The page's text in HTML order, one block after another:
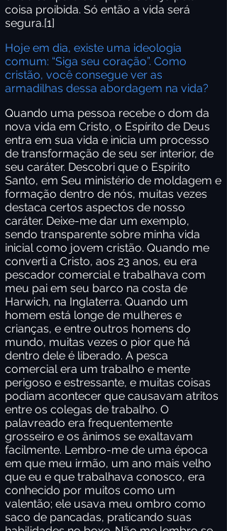
coisa proibida. Só então a vida será
segura.[1]
Hoje em dia, existe uma ideologia
comum: “Siga seu coração”. Como
cristão, você consegue ver as
armadilhas dessa abordagem na vida?
Quando uma pessoa recebe o dom da
nova vida em Cristo, o Espírito de Deus
entra em sua vida e inicia um processo
de transformação de seu ser interior, de
seu caráter. Descobri que o Espírito
Santo, em Seu ministério de moldagem e
formação dentro de nós, muitas vezes
destaca certos aspectos de nosso
caráter. Deixe-me dar um exemplo,
sendo transparente sobre minha vida
inicial como jovem cristão. Quando me
converti a Cristo, aos 23 anos, eu era
pescador comercial e trabalhava com
meu pai em seu barco na costa de
Harwich, na Inglaterra. Quando um
homem está longe de mulheres e
crianças, e entre outros homens do
mundo, muitas vezes o pior que há
dentro dele é liberado. A pesca
comercial era um trabalho e mente
perigoso e estressante, e muitas coisas
podiam acontecer que causavam atritos
entre os colegas de trabalho. O
palavreado era frequentemente
grosseiro e os ânimos se exaltavam
facilmente. Lembro-me de uma época
em que meu irmão, um ano mais velho
que eu e que trabalhava conosco, era
conhecido por muitos como um
valentão; ele usava meu ombro como
saco de pancadas, praticando suas